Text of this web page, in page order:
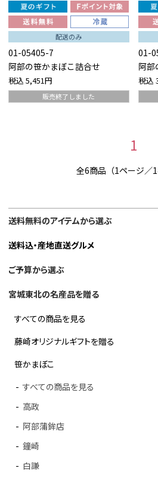
配送のみ
01-05405-7
阿部の笹かまぼこ詰合せ
税込 5,451円
販売終了しました
01-
阿部
税込
1
全6商品（1ページ／1
送料無料のアイテムから選ぶ
送料込・産地直送グルメ
ご予算から選ぶ
宮城東北の名産品を贈る
すべての商品を見る
藤崎オリジナルギフトを贈る
笹かまぼこ
すべての商品を見る
高政
阿部蒲鉾店
鐘崎
白謙